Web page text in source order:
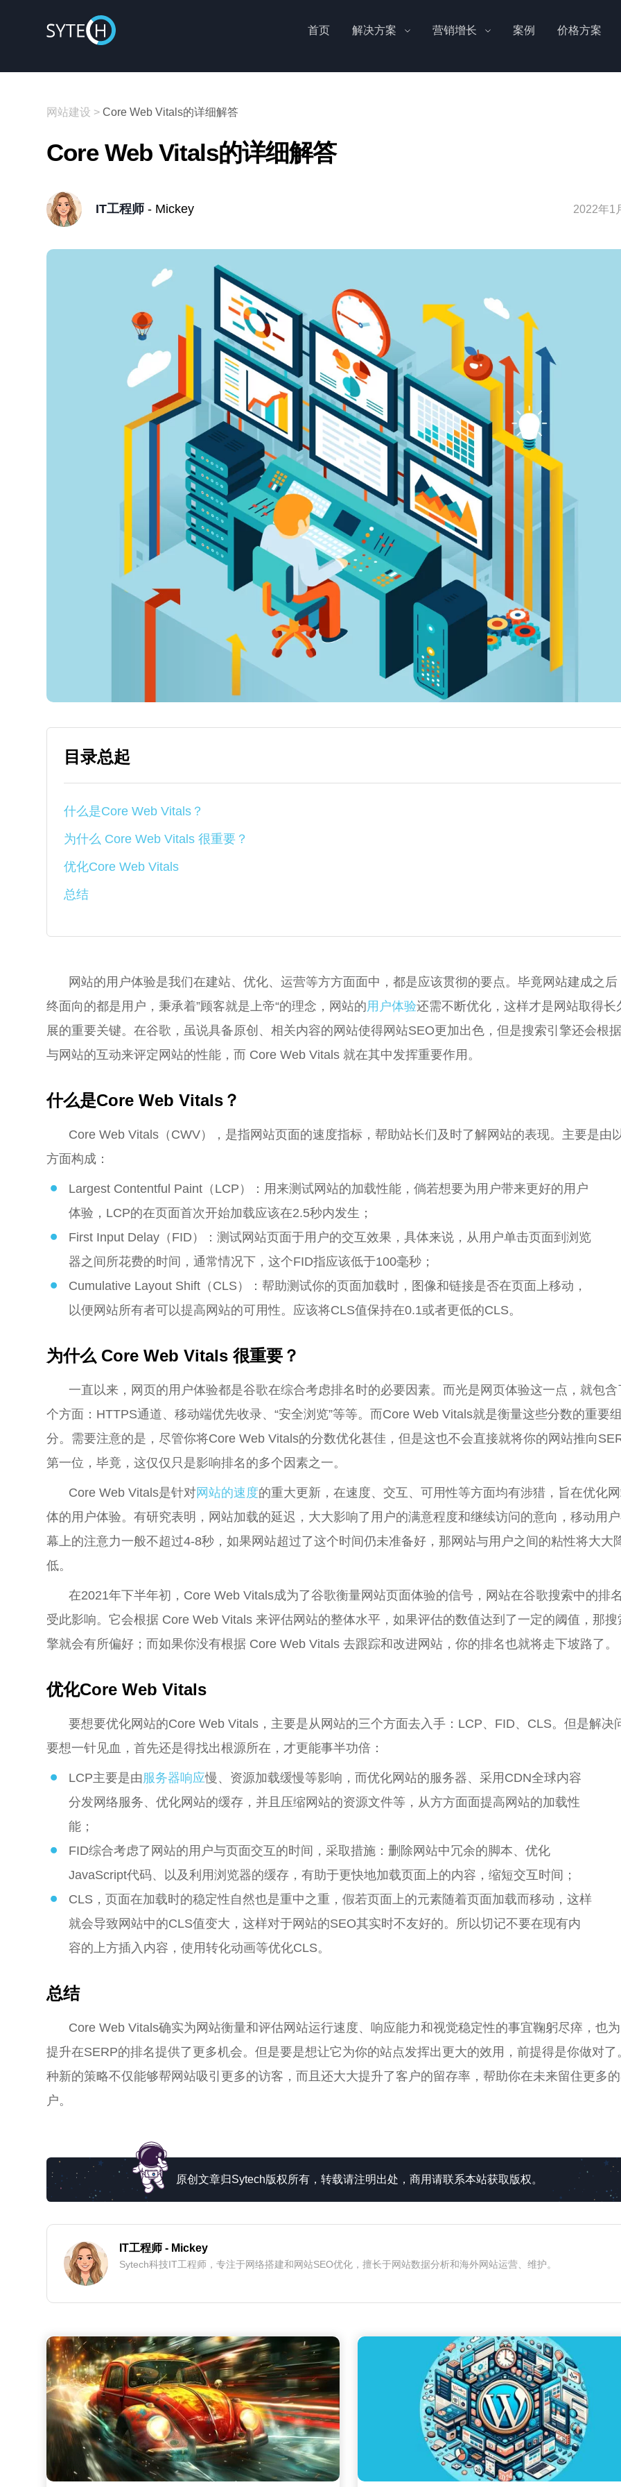
首页 解决方案 营销增长 案例 价格方案
网站建设 >Core Web Vitals的详细解答
Core Web Vitals的详细解答
IT工程师- Mickey 2022年1
目录总起
什么是Core Web Vitals？
为什么 Core Web Vitals 很重要？
优化Core Web Vitals
总结
网站的用户体验是我们在建站、优化、运营等方方面面中，都是应该贯彻的要点。毕竟网站建成之后
终面向的都是用户，秉承着”顾客就是上帝“的理念，网站的用户体验还需不断优化，这样才是网站取得长
展的重要关键。在谷歌，虽说具备原创、相关内容的网站使得网站SEO更加出色，但是搜索引擎还会根
与网站的互动来评定网站的性能，而 Core Web Vitals 就在其中发挥重要作用。
什么是Core Web Vitals？
Core Web Vitals（CWV），是指网站页面的速度指标，帮助站长们及时了解网站的表现。主要是由
方面构成：
Largest Contentful Paint（LCP）：用来测试网站的加载性能，倘若想要为用户带来更好的用户
体验，LCP的在页面首次开始加载应该在2.5秒内发生；
First Input Delay（FID）：测试网站页面于用户的交互效果，具体来说，从用户单击页面到浏览
器之间所花费的时间，通常情况下，这个FID指应该低于100毫秒；
Cumulative Layout Shift（CLS）：帮助测试你的页面加载时，图像和链接是否在页面上移动，
以便网站所有者可以提高网站的可用性。应该将CLS值保持在0.1或者更低的CLS。
为什么 Core Web Vitals 很重要？
一直以来，网页的用户体验都是谷歌在综合考虑排名时的必要因素。而光是网页体验这一点，就包含
个方面：HTTPS通道、移动端优先收录、“安全浏览”等等。而Core Web Vitals就是衡量这些分数的重要
分。需要注意的是，尽管你将Core Web Vitals的分数优化甚佳，但是这也不会直接就将你的网站推向
第一位，毕竟，这仅仅只是影响排名的多个因素之一。
Core Web Vitals是针对网站的速度的重大更新，在速度、交互、可用性等方面均有涉猎，旨在优化
体的用户体验。有研究表明，网站加载的延迟，大大影响了用户的满意程度和继续访问的意向，移动用
幕上的注意力一般不超过4-8秒，如果网站超过了这个时间仍未准备好，那网站与用户之间的粘性将大大
低。
在2021年下半年初，Core Web Vitals成为了谷歌衡量网站页面体验的信号，网站在谷歌搜索中的排
受此影响。它会根据 Core Web Vitals 来评估网站的整体水平，如果评估的数值达到了一定的阈值，那搜
擎就会有所偏好；而如果你没有根据 Core Web Vitals 去跟踪和改进网站，你的排名也就将走下坡路了。
优化Core Web Vitals
要想要优化网站的Core Web Vitals，主要是从网站的三个方面去入手：LCP、FID、CLS。但是解决
要想一针见血，首先还是得找出根源所在，才更能事半功倍：
LCP主要是由服务器响应慢、资源加载缓慢等影响，而优化网站的服务器、采用CDN全球内容
分发网络服务、优化网站的缓存，并且压缩网站的资源文件等，从方方面面提高网站的加载性
能；
FID综合考虑了网站的用户与页面交互的时间，采取措施：删除网站中冗余的脚本、优化
JavaScript代码、以及利用浏览器的缓存，有助于更快地加载页面上的内容，缩短交互时间；
CLS，页面在加载时的稳定性自然也是重中之重，假若页面上的元素随着页面加载而移动，这样
就会导致网站中的CLS值变大，这样对于网站的SEO其实时不友好的。所以切记不要在现有内
容的上方插入内容，使用转化动画等优化CLS。
总结
Core Web Vitals确实为网站衡量和评估网站运行速度、响应能力和视觉稳定性的事宜鞠躬尽瘁，也
提升在SERP的排名提供了更多机会。但是要是想让它为你的站点发挥出更大的效用，前提得是你做对了
种新的策略不仅能够帮网站吸引更多的访客，而且还大大提升了客户的留存率，帮助你在未来留住更多
户。
原创文章归Sytech版权所有，转载请注明出处，商用请联系本站获取版权。
IT工程师 - Mickey
Sytech科技IT工程师，专注于网络搭建和网站SEO优化，擅长于网站数据分析和海外网站运营、维护。